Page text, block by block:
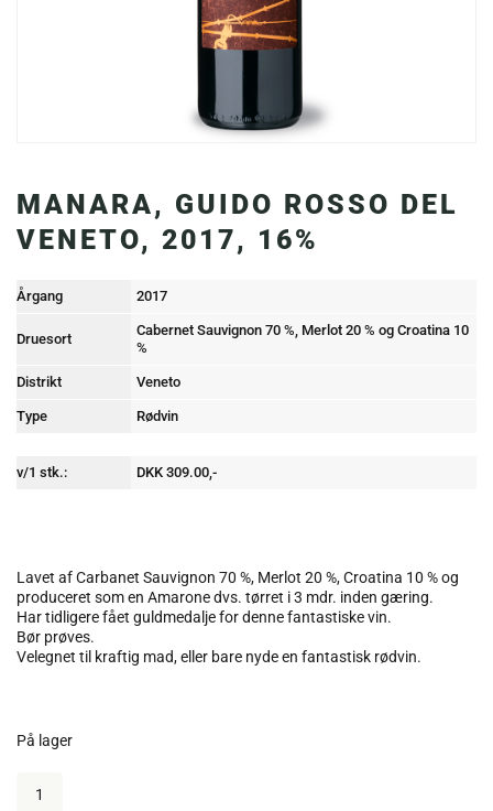
MANARA, GUIDO ROSSO DEL
VENETO, 2017, 16%
Årgang 2017
Druesort
Cabernet Sauvignon 70 %, Merlot 20 % og Croatina 10
%
Distrikt Veneto
Type Rødvin
v/1 stk.: DKK 309.00,-
Lavet af Carbanet Sauvignon 70 %, Merlot 20 %, Croatina 10 % og
produceret som en Amarone dvs. tørret i 3 mdr. inden gæring.
Har tidligere fået guldmedalje for denne fantastiske vin.
Bør prøves.
Velegnet til kraftig mad, eller bare nyde en fantastisk rødvin.
På lager
Guido